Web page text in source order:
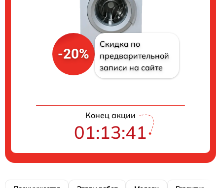
-20%
Скидка по
предварительной
записи на сайте
Конец акции
01:13:40